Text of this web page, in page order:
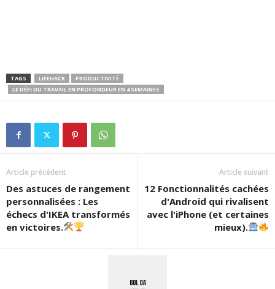
TAGS LIFEHACK
PRODUCTIVITÉ
LE DÉFI DU TRAVAIL EN PROFONDEUR EN 4 SEMAINES
Article précédent
Des astuces de rangement
personnalisées : Les
échecs d'IKEA transformés
en victoires.
Article suivant
12 Fonctionnalités cachées
d'Android qui rivalisent
avec l'iPhone (et certaines
mieux).